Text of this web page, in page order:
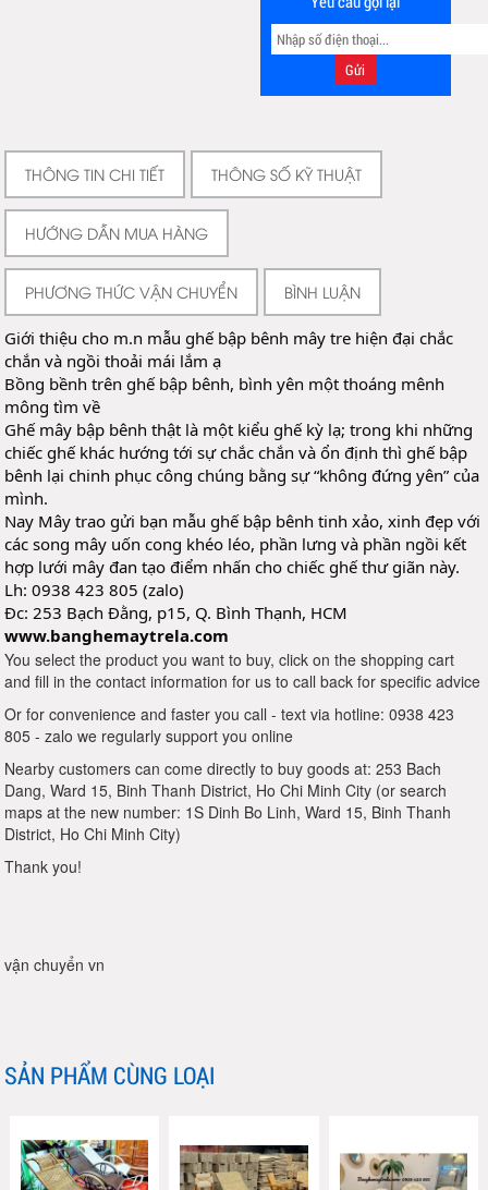
THÔNG TIN CHI TIẾT THÔNG SỐ KỸ THUẬT
HƯỚNG DẪN MUA HÀNG
PHƯƠNG THỨC VẬN CHUYỂN BÌNH LUẬN
Giới thiệu cho m.n mẫu ghế bập bênh mây tre hiện đại chắc
chắn và ngồi thoải mái lắm ạ
Bồng bềnh trên ghế bập bênh, bình yên một thoáng mênh
mông tìm về
Ghế mây bập bênh thật là một kiểu ghế kỳ lạ; trong khi những
chiếc ghế khác hướng tới sự chắc chắn và ổn định thì ghế bập
bênh lại chinh phục công chúng bằng sự “không đứng yên” của
mình.
Nay Mây trao gửi bạn mẫu ghế bập bênh tinh xảo, xinh đẹp với
các song mây uốn cong khéo léo, phần lưng và phần ngồi kết
hợp lưới mây đan tạo điểm nhấn cho chiếc ghế thư giãn này.
Lh: 0938 423 805 (zalo)
Đc: 253 Bạch Đằng, p15, Q. Bình Thạnh, HCM
www.banghemaytrela.com
You select the product you want to buy, click on the shopping cart
and fill in the contact information for us to call back for specific advice
Or for convenience and faster you call - text via hotline: 0938 423
805 - zalo we regularly support you online
Nearby customers can come directly to buy goods at: 253 Bach
Dang, Ward 15, Binh Thanh District, Ho Chi Minh City (or search
maps at the new number: 1S Dinh Bo Linh, Ward 15, Binh Thanh
District, Ho Chi Minh City)
Thank you!
vận chuyển vn
SẢN PHẨM CÙNG LOẠI